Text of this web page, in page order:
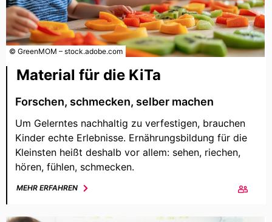
© GreenMOM – stock.adobe.com
Material für die KiTa
Forschen, schmecken, selber machen
Um Gelerntes nachhaltig zu verfestigen, brauchen
Kinder echte Erlebnisse. Ernährungsbildung für die
Kleinsten heißt deshalb vor allem: sehen, riechen,
hören, fühlen, schmecken.
MEHR ERFAHREN